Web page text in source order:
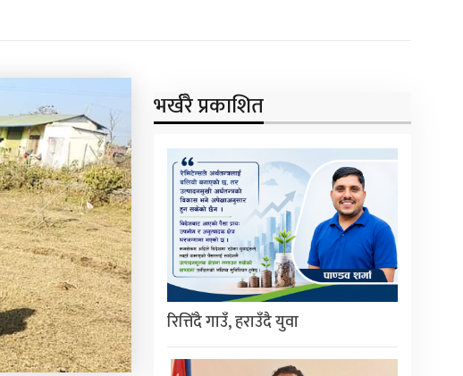
भर्खरै प्रकाशित
रित्तिँदै गाउँ, हराउँदै युवा